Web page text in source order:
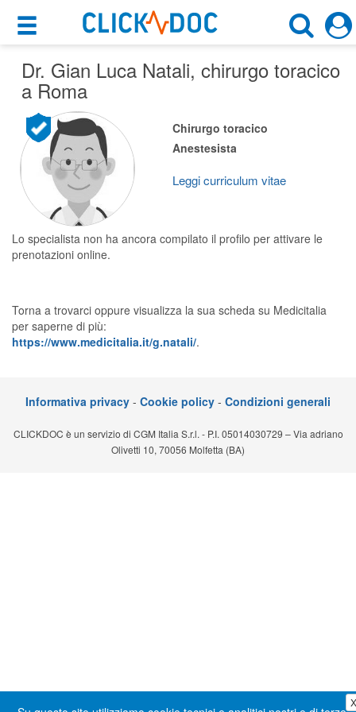
×
Motore di ricerca
×
Chirurgo Toracico
Roma (RM)
Cosa possiamo offrirti
Per i pazienti
Prenota una visita
Ricerca specialisti
Consulti online
(su medicitalia.it)
Prenotazioni online
Planner e rubrica in cloud
Teleconsulto
Dr. Gian Luca Natali, chirurgo toracico
a Roma
Chirurgo toracico
Anestesista
Leggi curriculum vitae
Lo specialista non ha ancora compilato il profilo per attivare le
prenotazioni online.
Torna a trovarci oppure visualizza la sua scheda su Medicitalia
per saperne di più:
https://www.medicitalia.it/g.natali/.
X
Informativa privacy - Cookie policy - Condizioni generali
CLICKDOC è un servizio di CGM Italia S.r.l. - P.I. 05014030729 – Via adriano
Olivetti 10, 70056 Molfetta (BA)